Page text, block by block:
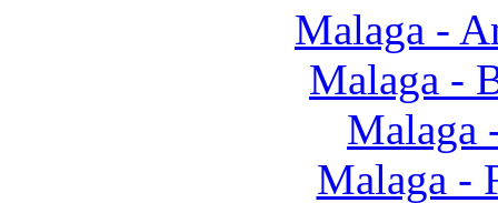
Malaga -
Malaga -
Malaga
Malaga -